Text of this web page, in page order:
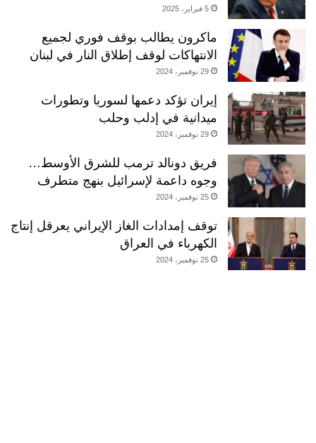
5 فبراير، 2025
ماكرون يطالب بوقف فوري لجميع
الانتهاكات لوقف إطلاق النار في لبنان
29 نوفمبر، 2024
إيران تؤكد دعمها لسوريا وتطورات
ميدانية في إدلب وحلب
29 نوفمبر، 2024
فريق دونالد ترمب للشرق الأوسط…
وجوه داعمة لإسرائيل بنهج متطرف
25 نوفمبر، 2024
توقف إمدادات الغاز الإيراني يعرقل إنتاج
الكهرباء في العراق
25 نوفمبر، 2024